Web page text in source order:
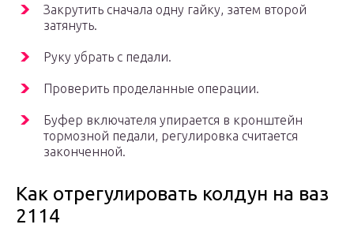
Закрутить сначала одну гайку, затем второй
затянуть.
Руку убрать с педали.
Проверить проделанные операции.
Буфер включателя упирается в кронштейн
тормозной педали, регулировка считается
законченной.
Как отрегулировать колдун на ваз
2114